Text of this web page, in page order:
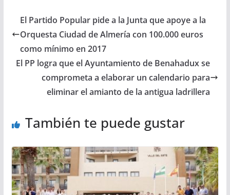
El Partido Popular pide a la Junta que apoye a la
Orquesta Ciudad de Almería con 100.000 euros
como mínimo en 2017
El PP logra que el Ayuntamiento de Benahadux se
comprometa a elaborar un calendario para
eliminar el amianto de la antigua ladrillera
También te puede gustar